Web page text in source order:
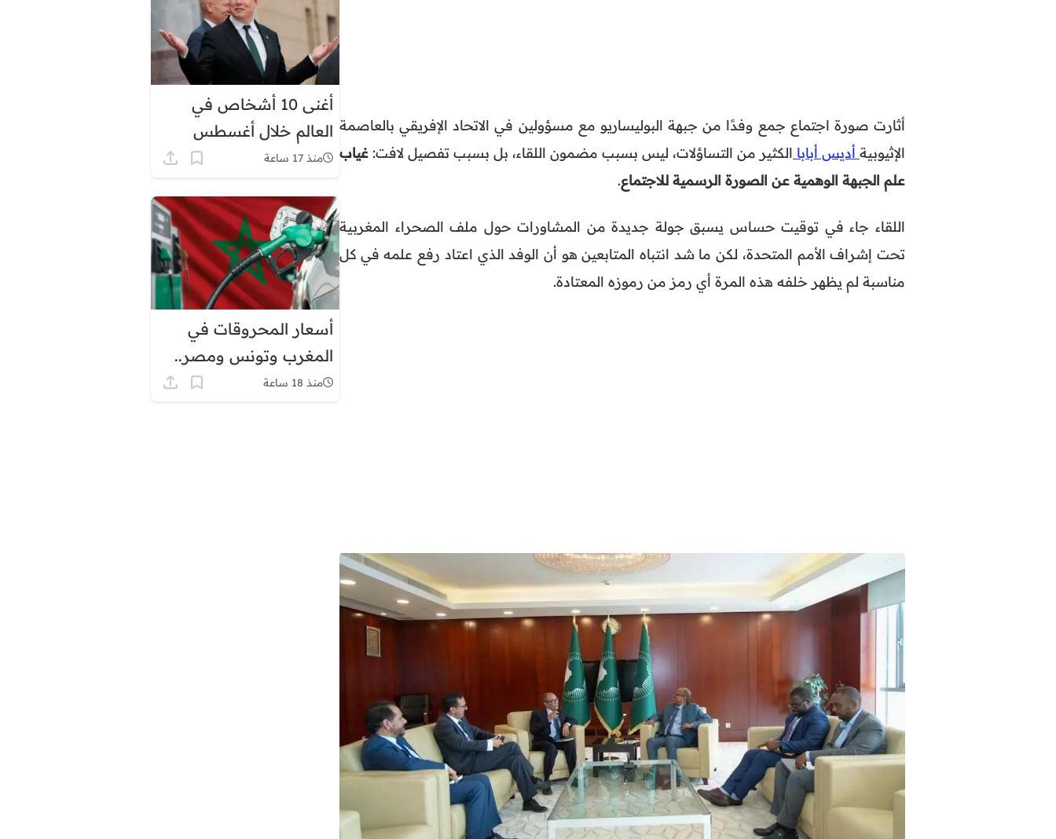
أثارت صورة اجتماع جمع وفدًا من جبهة البوليساريو مع مسؤولين في الاتحاد الإفريقي بالعاصمة
الإثيوبية أديس أبابا الكثير من التساؤلات، ليس بسبب مضمون اللقاء، بل بسبب تفصيل لافت: غياب
علم الجبهة الوهمية عن الصورة الرسمية للاجتماع.
اللقاء جاء في توقيت حساس يسبق جولة جديدة من المشاورات حول ملف الصحراء المغربية
تحت إشراف الأمم المتحدة، لكن ما شد انتباه المتابعين هو أن الوفد الذي اعتاد رفع علمه في كل
مناسبة لم يظهر خلفه هذه المرة أي رمز من رموزه المعتادة.
أغنى 10 أشخاص في
العالم خلال أغسطس
2026.. إيلون ماسك في
منذ 17 ساعة
أسعار المحروقات في
المغرب وتونس ومصر..
لماذا يبدو الفارق كبيرًا؟
منذ 18 ساعة